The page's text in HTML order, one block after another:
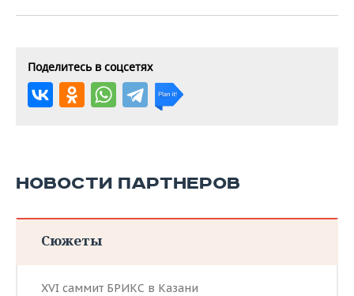
Поделитесь в соцсетях
НОВОСТИ ПАРТНЕРОВ
Сюжеты
XVI саммит БРИКС в Казани